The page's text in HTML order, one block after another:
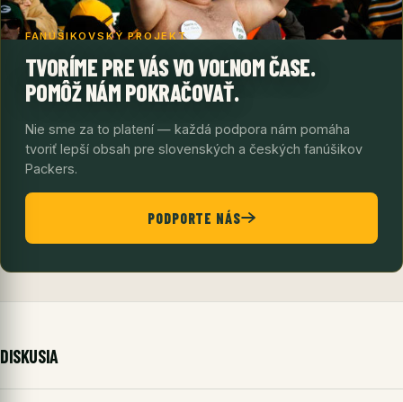
FANÚŠIKOVSKÝ PROJEKT
TVORÍME PRE VÁS VO VOĽNOM ČASE.
POMÔŽ NÁM POKRAČOVAŤ.
Nie sme za to platení — každá podpora nám pomáha
tvoriť lepší obsah pre slovenských a českých fanúšikov
Packers.
PODPORTE NÁS
DISKUSIA